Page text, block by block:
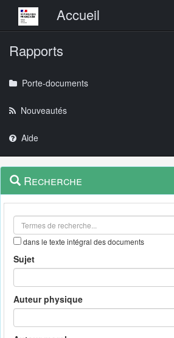
Menu principalAccueil
Rapports
Porte-documents
Nouveautés
Aide
Navigation
outils
Menu
contextuel
Recherche
dans le texte intégral des documents
Sujet
Auteur physique